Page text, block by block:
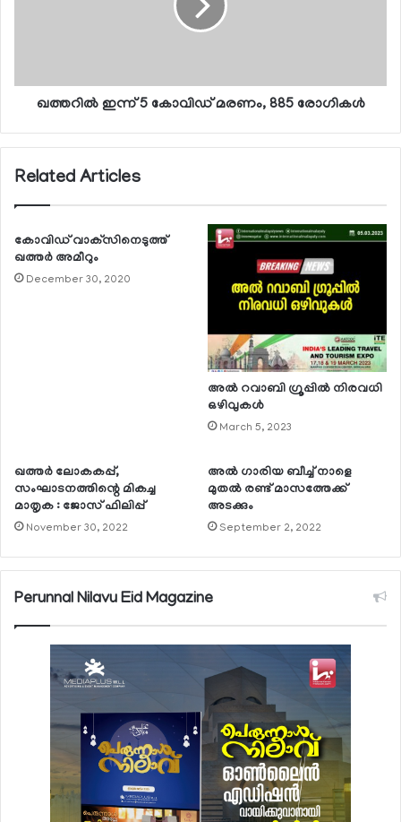
ഖത്തറില്‍ ഇന്ന് 5 കോവിഡ് മരണം, 885 രോഗികള്‍
Related Articles
കോവിഡ് വാക്‌സിനെടുത്ത്
ഖത്തര്‍ അമീറും
December 30, 2020
അല്‍ റവാബി ഗ്രൂപ്പില്‍ നിരവധി
ഒഴിവുകള്‍
March 5, 2023
ഖത്തര്‍ ലോകകപ്പ്,
സംഘാടനത്തിന്റെ മികച്ച
മാതൃക : ജോസ് ഫിലിപ്പ്
November 30, 2022
അല്‍ ഗാരിയ ബീച്ച് നാളെ
മുതല്‍ രണ്ട് മാസത്തേക്ക്
അടക്കും
September 2, 2022
Perunnal Nilavu Eid Magazine